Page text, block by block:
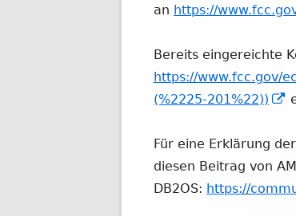
an https://
Bereits eingereichte
https://www.fcc.gov/
(%2225-201%22))
Für eine Erklärung
diesen Beitrag von
DB2OS: https://